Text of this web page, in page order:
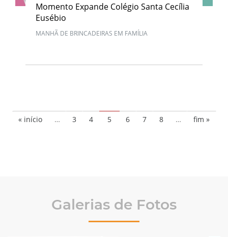
Momento Expande Colégio Santa Cecília
Eusébio
MANHÃ DE BRINCADEIRAS EM FAMÍLIA
« início … 3 4 5 6 7 8 … fim »
Galerias de Fotos